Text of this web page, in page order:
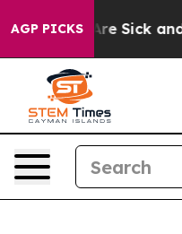
AGP PICKSAre Sick and